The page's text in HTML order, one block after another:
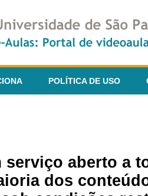
POLÍTICA DE USO
serviço aberto a
dos